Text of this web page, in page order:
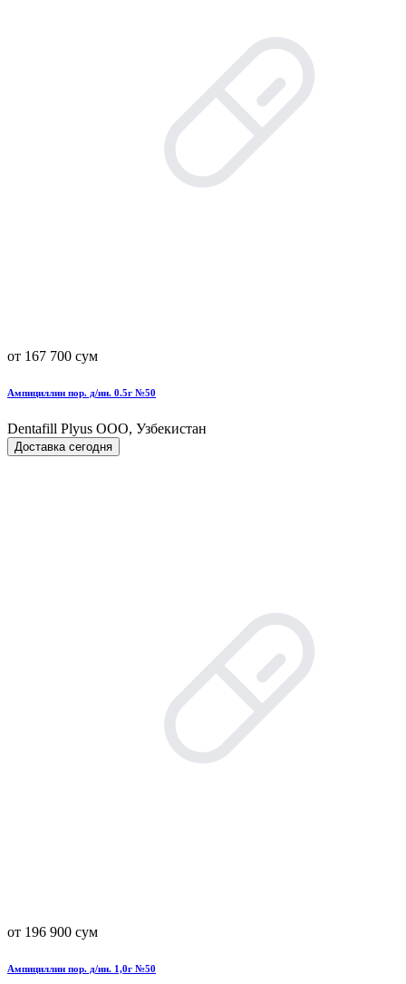
от 167 700 сум
Ампициллин пор. д/ин. 0.5г №50
Dentafill Plyus OOO, Узбекистан
Доставка сегодня
от 196 900 сум
Ампициллин пор. д/ин. 1,0г №50